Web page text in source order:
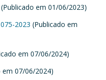
(Publicado em 01/06/2023)
2023 (Publicado em
em 07/06/2024)
em 07/06/2024)